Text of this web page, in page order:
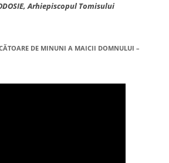
Arhiepiscopul Tomisului
DE MINUNI A MAICII DOMNULUI –